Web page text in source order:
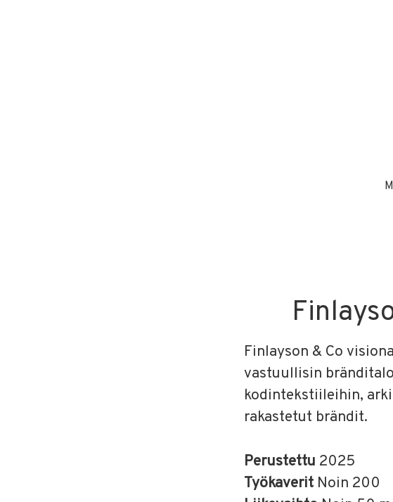
Finlayson & Co
vastuullisin
kodintekstiileihin,
rakastetut brändit.
Perustettu 2025
Työkaverit Noin 200